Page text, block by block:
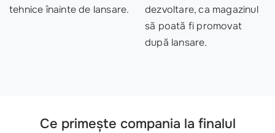
tehnice înainte de lansare.
dezvoltare, ca magazinul
să poată fi promovat
după lansare.
Ce primește compania la finalul